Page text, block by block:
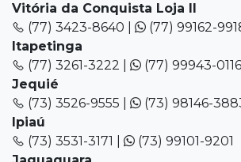
Vitória da Conquista Loja II
(77) 3423-8640 |
(77) 99162-
Itapetinga
(77) 3261-3222 |
(77) 99943-0116
Jequié
(73) 3526-9555 |
(73) 98146-
Ipiaú
(73) 3531-3171 |
(73) 99101-9201